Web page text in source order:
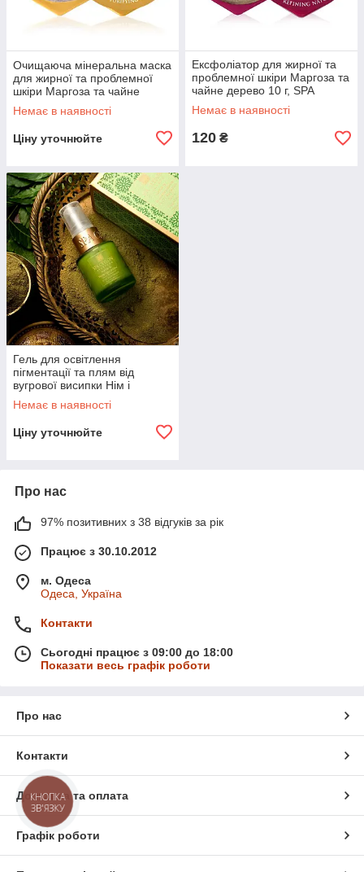
Очищаюча мінеральна маска
для жирної та проблемної
шкіри Маргоза та чайне
дерево 15 г, SPA Ceylon
Немає в наявності
Ціну уточнюйте
Ексфоліатор для жирної та
проблемної шкіри Маргоза та
чайне дерево 10 г, SPA
Ceylon
Немає в наявності
120 ₴
Гель для освітлення
пігментації та плям від
вугрової висипки Нім і
грушанка 20 мл, SPA Ceylon
Немає в наявності
Ціну уточнюйте
Про нас
97% позитивних з 38 відгуків за рік
Працює з 30.10.2012
м. Одеса
Одеса, Україна
Контакти
Сьогодні працює з 09:00 до 18:00
Показати весь графік роботи
Про нас
Контакти
Доставка та оплата
Графік роботи
КНОПКА
ЗВ'ЯЗКУ